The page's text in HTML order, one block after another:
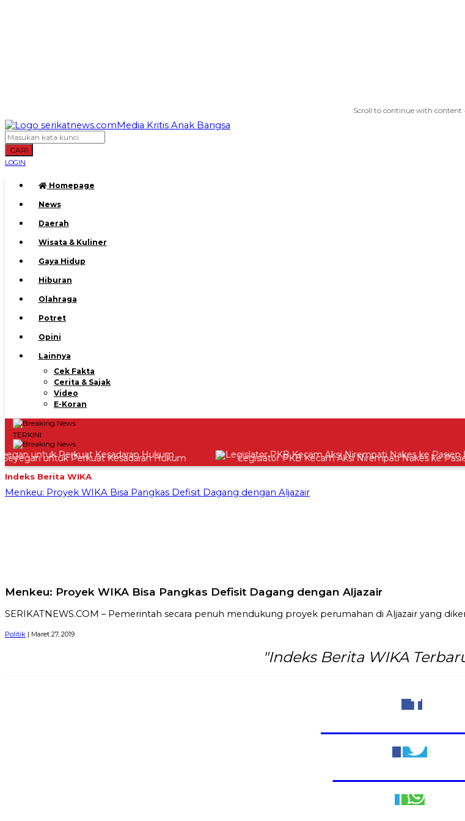
Scroll to continue with content
CARI
LOGIN
Homepage
News
Daerah
Wisata & Kuliner
Gaya Hidup
Hiburan
Olahraga
Potret
Opini
Lainnya
Cek Fakta
Cerita & Sajak
Video
E-Koran
TERKINI
untuk Perkuat Kesadaran Hukum Legislator PKB Kecam Aksi Nirempati Nakes ke Pasien
Indeks Berita WIKA
Menkeu: Proyek WIKA Bisa Pangkas Defisit Dagang dengan Aljazair
Menkeu: Proyek WIKA Bisa Pangkas Defisit Dagang dengan Aljazair
SERIKATNEWS.COM – Pemerintah secara penuh mendukung proyek perumahan di Aljazair yang
Politik | Maret 27, 2019
"Indeks Berita WIKA